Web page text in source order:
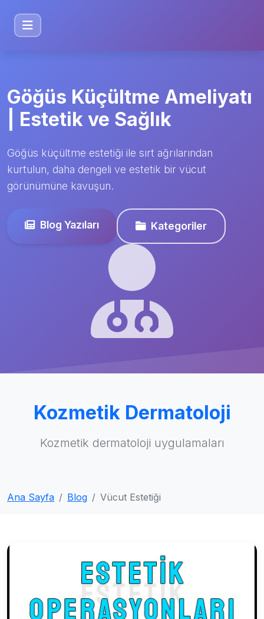
Göğüs Küçültme Ameliyatı
| Estetik ve Sağlık
Göğüs küçültme estetiği ile sırt ağrılarından
kurtulun, daha dengeli ve estetik bir vücut
görünümüne kavuşun.
Blog Yazıları Kategoriler
Kozmetik Dermatoloji
Kozmetik dermatoloji uygulamaları
Ana Sayfa Blog Vücut Estetiği